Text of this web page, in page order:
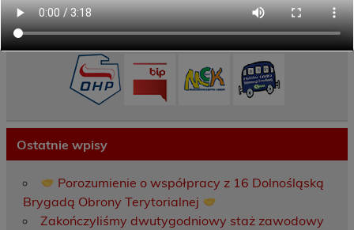
Przydatne linki
Ostatnie wpisy
Porozumienie o współpracy z 16 Dolnośląską
Brygadą Obrony Terytorialnej
Zakończyliśmy dwutygodniowy staż zawodowy